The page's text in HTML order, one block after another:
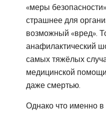
«меры
страшнее для
возможный «вред».
анафилактический
самых тяжёлых
медицинской
даже смертью.
Однако что именно